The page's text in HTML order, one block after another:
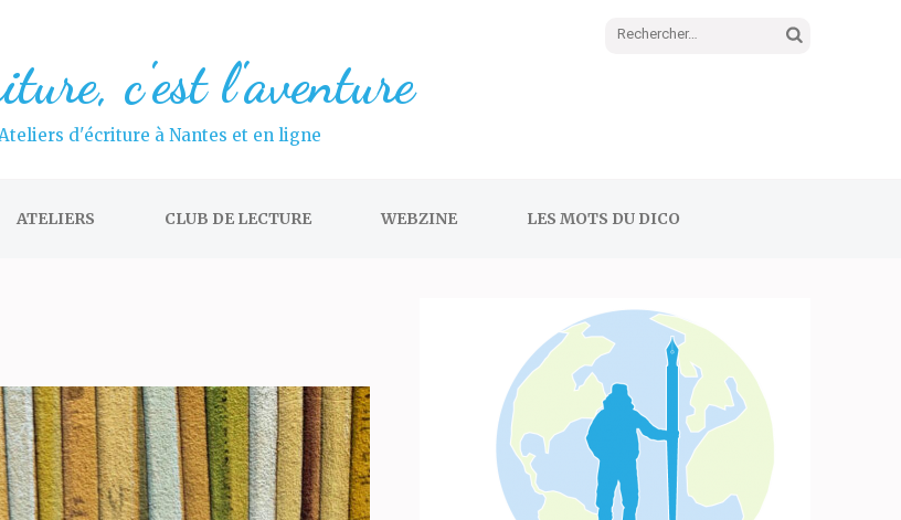
Rechercher :
c'est l'aventure
d'écriture à Nantes et en ligne
ATELIERS CLUB DE LECTURE WEBZINE LES MOTS DU DICO